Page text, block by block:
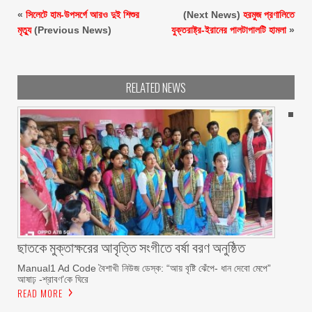
« সিলেটে হাম-উপসর্গে আরও দুই শিশুর
মৃত্যু(Previous News)
(Next News) হরমুজ প্রণালিতে
যুক্তরাষ্ট্র-ইরানের পালটাপালটি হামলা»
RELATED NEWS
ছাতকে মুক্তাক্ষরের আবৃত্তি সংগীতে বর্ষা বরণ অনুষ্ঠিত
Manual1 Ad Code বৈশাখী নিউজ ডেস্ক: “আয় বৃষ্টি ঝেঁপে- ধান দেবো মেপে”
আষাঢ় -শ্রাবণ’কে ঘিরে
READ MORE